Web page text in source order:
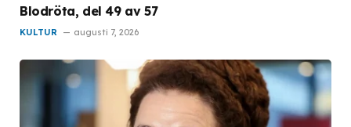
Blodröta, del 49 av 57
KULTUR augusti 7, 2026